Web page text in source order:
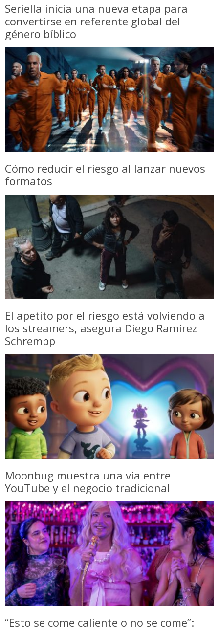
Seriella inicia una nueva etapa para
convertirse en referente global del
género bíblico
Cómo reducir el riesgo al lanzar nuevos
formatos
El apetito por el riesgo está volviendo a
los streamers, asegura Diego Ramírez
Schrempp
Moonbug muestra una vía entre
YouTube y el negocio tradicional
“Esto se come caliente o no se come”: